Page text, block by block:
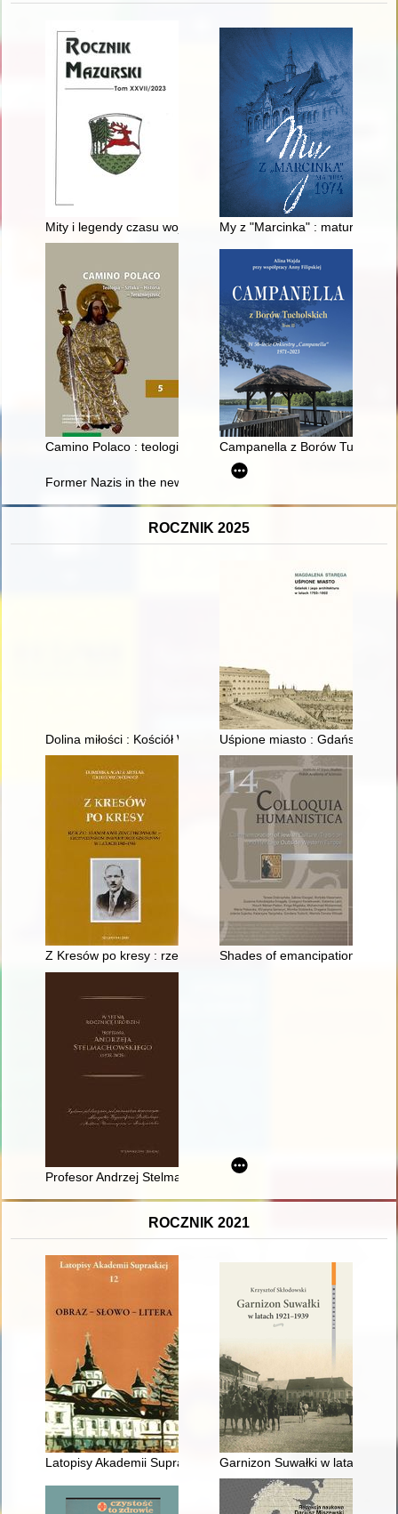
Mity i legendy czasu wojny, czyli "Już od pierwszych dni
My z "Marcinka" : matura 1974
Camino Polaco : teologia - sztuka - historia - teraźniejszość. T.
Campanella z Borów
Former Nazis in the new structures of the West German
ROCZNIK 2025
Dolina miłości : Kościół Wniebowzięcia Najświętszej Maryi
Uśpione miasto : Gdańsk i
Z Kresów po kresy : rzecz o Stanisławie Żenczykowskim -
Shades of emancipation : the
Profesor Andrzej Stelmachowski : (biografia naukowa,
ROCZNIK 2021
Latopisy Akademii Supraskiej. [T.] 12 (2021)Garnizon Suwałki w latach